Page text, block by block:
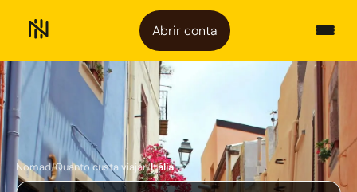
Abrir conta
Nomad/Quanto custa viajar/Itália